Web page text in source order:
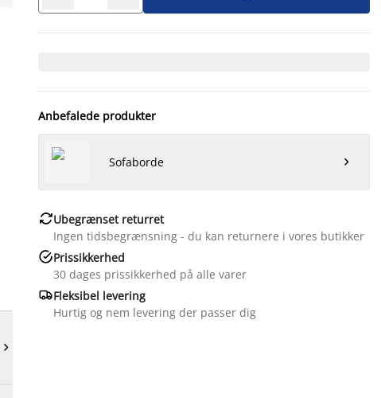

Anbefalede produkter
Sofaborde 
Ubegrænset returret
Ingen tidsbegrænsning - du kan returnere i vores butikker
Prissikkerhed
30 dages prissikkerhed på alle varer
Fleksibel levering
Hurtig og nem levering der passer dig